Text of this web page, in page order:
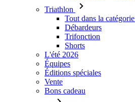
Triathlon
Tout dans la
Débardeurs
Trifonction
Shorts
L'été 2026
Équipes
Éditions spéciales
Vente
Bons cadeau